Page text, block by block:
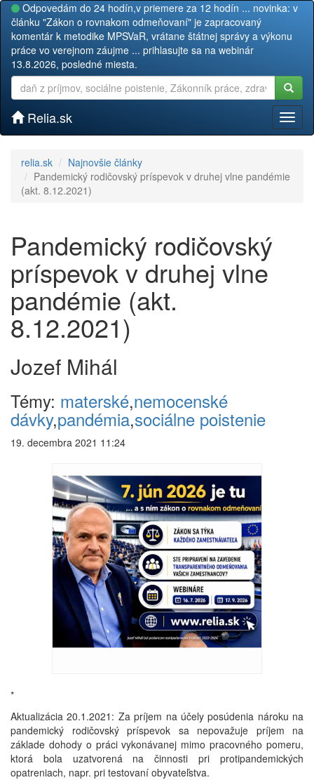
Odpovedám do 24 hodín,v priemere za 12 hodín ... novinka: v
článku "Zákon o rovnakom odmeňovaní" je zapracovaný
komentár k metodike MPSVaR, vrátane štátnej správy a výkonu
práce vo verejnom záujme ... prihlasujte sa na webinár
13.8.2026, posledné miesta.
Relia.sk
relia.sk
Najnovšie články
Pandemický rodičovský príspevok v druhej vlne pandémie
(akt. 8.12.2021)
Pandemický rodičovský
príspevok v druhej vlne
pandémie (akt.
8.12.2021)
Jozef Mihál
Témy: materské,nemocenské
dávky,pandémia,sociálne poistenie
19. decembra 2021 11:24
*
Aktualizácia 20.1.2021: Za príjem na účely posúdenia nároku na
pandemický rodičovský príspevok sa nepovažuje príjem na
základe dohody o práci vykonávanej mimo pracovného pomeru,
ktorá bola uzatvorená na činnosti pri protipandemických
opatreniach, napr. pri testovaní obyvateľstva.